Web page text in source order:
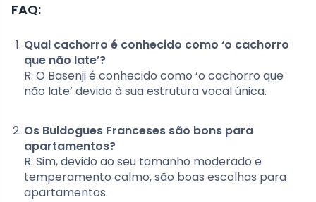
FAQ:
Qual cachorro é conhecido como ‘o cachorro
que não late’?
R: O Basenji é conhecido como ‘o cachorro que
não late’ devido à sua estrutura vocal única.
Os Buldogues Franceses são bons para
apartamentos?
R: Sim, devido ao seu tamanho moderado e
temperamento calmo, são boas escolhas para
apartamentos.